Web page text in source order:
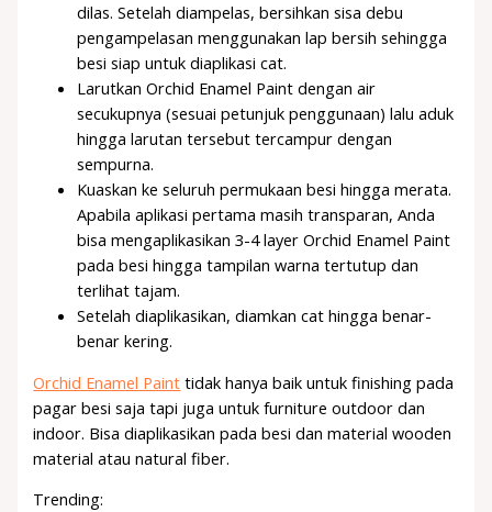
dilas. Setelah diampelas, bersihkan sisa debu
pengampelasan menggunakan lap bersih sehingga
besi siap untuk diaplikasi cat.
Larutkan Orchid Enamel Paint dengan air
secukupnya (sesuai petunjuk penggunaan) lalu aduk
hingga larutan tersebut tercampur dengan
sempurna.
Kuaskan ke seluruh permukaan besi hingga merata.
Apabila aplikasi pertama masih transparan, Anda
bisa mengaplikasikan 3-4 layer Orchid Enamel Paint
pada besi hingga tampilan warna tertutup dan
terlihat tajam.
Setelah diaplikasikan, diamkan cat hingga benar-
benar kering.
Orchid Enamel Paint tidak hanya baik untuk finishing pada
pagar besi saja tapi juga untuk furniture outdoor dan
indoor. Bisa diaplikasikan pada besi dan material wooden
material atau natural fiber.
Trending: